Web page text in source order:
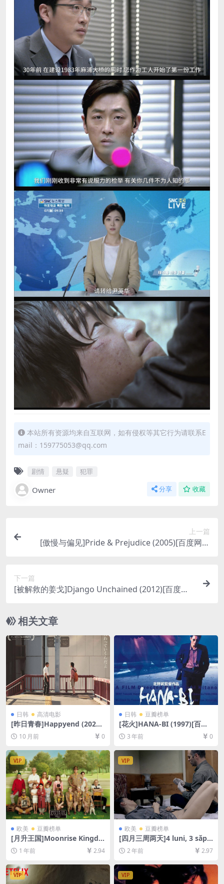
本站所有资源均来自互联网，如有侵权等其它行为请联系E
mail：159775053@qq.com
剧情 悬疑 犯罪
Owner 分享 收藏
上一篇
[傲慢与偏见]Pride & Prejudice (2005)[百度网盘
下一篇
[被解救的姜戈]Django Unchained (2012)[百度网
[中英字幕]
相关文章
日韩 高清电影
[昨日青春]Happyend (2024)
[百度网盘+夸克网盘1080P超
清未删减资源][网盘在线播放/
10 月前 0
日韩 豆瓣榜单
[花火]HANA-BI (1997)[百度
网盘+夸克网盘1080P超清未
删减资源][网盘在线播放/下
3 年前 0
VIP
欧美 豆瓣榜单
[月升王国]Moonrise Kingdo
m (2012)[百度网盘+夸克网盘
1080P超清未删减资源][网盘
在线播放/下载][MP4/5.9GB]
[中英字幕]
1 年前 2.94
VIP
欧美 豆瓣榜单
[四月三周两天]4 luni, 3 săpt
ămâni și 2 zile (2007)[百度
网盘+夸克网盘1080P超清未
删减资源][网盘在线播放/下
载][MP4/7.3GB][中文字幕]
2 年前 2.97
VIP VIP